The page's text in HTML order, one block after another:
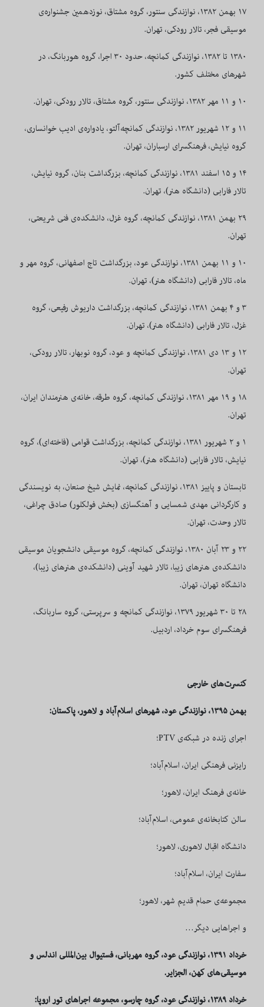
۱۷ بهمن ۱۳۸۲، نوازندگی سنتور، گروه مشتاق، نوزدهمين جشنواره‌ی
موسيقی فجر، تالار رودكی، تهران.
۱۳۸۰ تا ۱۳۸۲، نوازندگی کمانچه، حدود ۳۰ اجرا، گروه هوربانگ، در
شهرهای مختلف کشور.
۱۰ و ۱۱ مهر ۱۳۸۲، نوازندگی سنتور، گروه مشتاق، تالار رودكی، تهران.
۱۱ و ۱۲ شهريور ۱۳۸۲، نوازندگی كمانچه‌آلتو، يادواره‌ی اديب خوانساری،
گروه نيايش، فرهنگسرای ارسباران، تهران.
۱۴ و ۱۵ اسفند ۱۳۸۱، نوازندگی كمانچه، بزرگداشت بنان، گروه نيايش،
تالار فارابی (دانشگاه هنر)، تهران.
۲۹ بهمن ۱۳۸۱، نوازندگی كمانچه، گروه غزل، دانشكده‌ی فنی شريعتی،
تهران.
۱۰ و ۱۱ بهمن ۱۳۸۱، نوازندگی عود، بزرگداشت تاج اصفهانی، گروه مهر و
ماه، تالار فارابی (دانشگاه هنر)، تهران.
۳ و ۴ بهمن ۱۳۸۱، نوازندگی كمانچه، بزرگداشت داريوش رفيعی، گروه
غزل، تالار فارابی (دانشگاه هنر)، تهران.
۱۲ و ۱۳ دی ۱۳۸۱، نوازندگی كمانچه و عود، گروه نوبهار، تالار رودكی،
تهران.
۱۸ و ۱۹ مهر ۱۳۸۱، نوازندگی كمانچه، گروه طرقه، خانه‌ی هنرمندان ایران،
تهران.
۱ و ۲ شهريور ۱۳۸۱، نوازندگی كمانچه، بزرگداشت قوامی (فاخته‌ای)، گروه
نيايش، تالار فارابی (دانشگاه هنر)، تهران.
تابستان و پاييز ۱۳۸۱، نوازندگی كمانچه، نمايش شيخ صنعان، به نويسندگی
و كارگردانی مهدی شمسایی و آهنگسازی (بخش فولكلور) صادق چراغی،
تالار وحدت، تهران.
۲۲ و ۲۳ آبان ۱۳۸۰، نوازندگی كمانچه، گروه موسيقی دانشجويان موسيقی
دانشكده‌ی هنرهای زيبا، تالار شهيد آوينی (دانشكده‌ی هنرهای زيبا)،
دانشگاه تهران، تهران.
۲۸ تا ۳۰ شهریور
۱۳۷۹، نوازندگی كمانچه و سرپرستی، گروه ساربانگ،
فرهنگسرای سوم خرداد، اردبيل.
کنسرت‌های خارجی
بهمن ۱۳۹۵، نوازندگی عود، شهرهای اسلام‌آباد و لاهور، پاکستان:
اجرای زنده در شبکه‌ی PTV؛
رایزنی فرهنگی ایران، اسلام‌آباد؛
خانه‌ی فرهنگ ایران، لاهور؛
سالن کتابخانه‌ی عمومی، اسلام‌آباد؛
دانشگاه اقبال لاهوری، لاهور؛
سفارت ایران، اسلام‌آباد؛
مجموعه‌ی حمام قدیم شهر، لاهور؛
و اجراهایی دیگر…
خرداد ۱۳۹۱، نوازندگی عود، گروه مهربانی، فستیوال بین‌المللی اندلس و
موسیقی‌های کهن، الجزایر.
خرداد ۱۳۸۹، نوازندگی عود، گروه چارسو، مجموعه اجراهای تور اروپا: